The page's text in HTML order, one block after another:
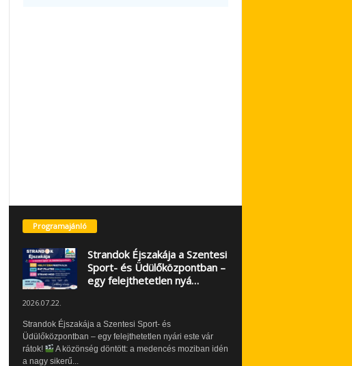
Programajánló
Strandok Éjszakája a Szentesi
Sport- és Üdülőközpontban –
egy felejthetetlen nyá…
2026.07.22.
Strandok Éjszakája a Szentesi Sport- és
Üdülőközpontban – egy felejthetetlen nyári este vár
rátok!
A közönség döntött: a medencés moziban idén
a nagy sikerű...